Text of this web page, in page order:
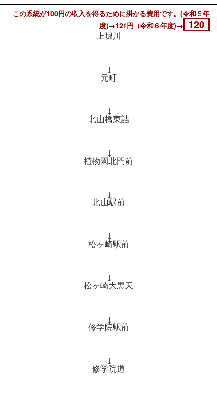
この系統が100円の収入を得るために掛かる費用です。(令和５年
度)→121円 (令和６年度)→
120
上堀川
↓
元町
↓
北山橋東詰
↓
植物園北門前
↓
北山駅前
↓
松ヶ崎駅前
↓
松ヶ崎大黒天
↓
修学院駅前
↓
修学院道